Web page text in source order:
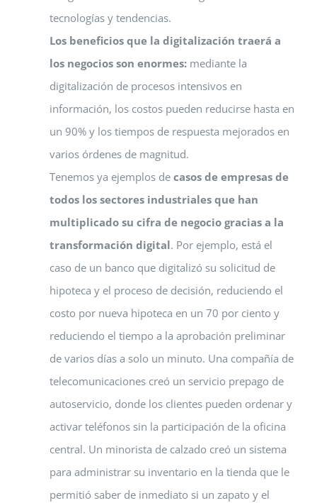
tecnologías y tendencias.
Los beneficios que la digitalización traerá a
los negocios son enormes: mediante la
digitalización de procesos intensivos en
información, los costos pueden reducirse hasta en
un 90% y los tiempos de respuesta mejorados en
varios órdenes de magnitud.
Tenemos ya ejemplos de casos de empresas de
todos los sectores industriales que han
multiplicado su cifra de negocio gracias a la
transformación digital. Por ejemplo, está el
caso de un banco que digitalizó su solicitud de
hipoteca y el proceso de decisión, reduciendo el
costo por nueva hipoteca en un 70 por ciento y
reduciendo el tiempo a la aprobación preliminar
de varios días a solo un minuto. Una compañía de
telecomunicaciones creó un servicio prepago de
autoservicio, donde los clientes pueden ordenar y
activar teléfonos sin la participación de la oficina
central. Un minorista de calzado creó un sistema
para administrar su inventario en la tienda que le
permitió saber de inmediato si un zapato y el